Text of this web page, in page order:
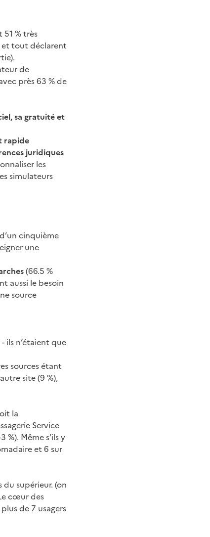
51 % très
et tout déclarent
de
près 63 % de
sa gratuité et
rapide
juridiques
les
simulateurs
cinquième
une
(66.5 %
aussi le besoin
source
ils n’étaient que
sources étant
site (9 %),
la
Service
Même s’ils y
et 6 sur
supérieur. (on
cœur des
de 7 usagers